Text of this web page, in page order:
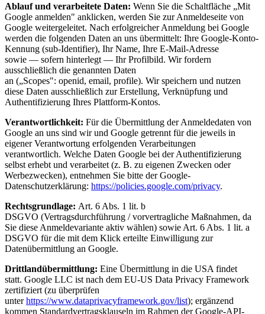
Ablauf und verarbeitete Daten: Wenn Sie die Schaltfläche „Mit
Google anmelden" anklicken, werden Sie zur Anmeldeseite von
Google weitergeleitet. Nach erfolgreicher Anmeldung bei Google
werden die folgenden Daten an uns übermittelt: Ihre Google-Konto-
Kennung (sub-Identifier), Ihr Name, Ihre E-Mail-Adresse
sowie — sofern hinterlegt — Ihr Profilbild. Wir fordern
ausschließlich die genannten Daten
an („Scopes": openid, email, profile). Wir speichern und nutzen
diese Daten ausschließlich zur Erstellung, Verknüpfung und
Authentifizierung Ihres Plattform-Kontos.
Verantwortlichkeit: Für die Übermittlung der Anmeldedaten von
Google an uns sind wir und Google getrennt für die jeweils in
eigener Verantwortung erfolgenden Verarbeitungen
verantwortlich. Welche Daten Google bei der Authentifizierung
selbst erhebt und verarbeitet (z. B. zu eigenen Zwecken oder
Werbezwecken), entnehmen Sie bitte der Google-
Datenschutzerklärung: https://policies.google.com/privacy.
Rechtsgrundlage: Art. 6 Abs. 1 lit. b
DSGVO (Vertragsdurchführung / vorvertragliche Maßnahmen, da
Sie diese Anmeldevariante aktiv wählen) sowie Art. 6 Abs. 1 lit. a
DSGVO für die mit dem Klick erteilte Einwilligung zur
Datenübermittlung an Google.
Drittlandübermittlung: Eine Übermittlung in die USA findet
statt. Google LLC ist nach dem EU-US Data Privacy Framework
zertifiziert (zu überprüfen
unterhttps://www.dataprivacyframework.gov/list); ergänzend
kommen Standardvertragsklauseln im Rahmen der Google-API-